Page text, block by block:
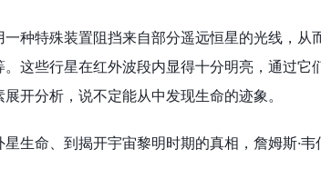
特殊装置阻挡来自部分遥远恒星的光线，从
。这些行星在红外波段内显得十分明亮，通过它
开分析，说不定能从中发现生命的迹象。
命、到揭开宇宙黎明时期的真相，詹姆斯·韦